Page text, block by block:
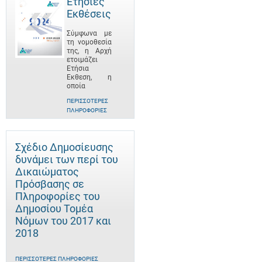
Εκθέσεις
Σύμφωνα με
τη νομοθεσία
της, η Αρχή
ετοιμάζει
Ετήσια
Έκθεση, η
οποία
ΠΕΡΙΣΣΌΤΕΡΕΣ
ΠΛΗΡΟΦΟΡΊΕΣ
Σχέδιο Δημοσίευσης
δυνάμει των περί του
Δικαιώματος
Πρόσβασης σε
Πληροφορίες του
Δημοσίου Τομέα
Νόμων του 2017 και
2018
ΠΕΡΙΣΣΌΤΕΡΕΣ ΠΛΗΡΟΦΟΡΊΕΣ